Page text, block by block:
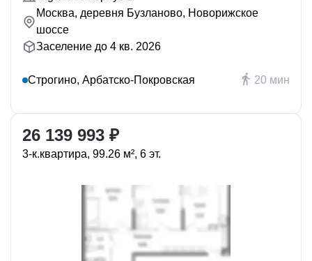
Москва, деревня Бузланово, Новорижское
шоссе
Заселение до 4 кв. 2026
Строгино, Арбатско-Покровская 20 мин
26 139 993 ₽
3-к.квартира, 99.26 м², 6 эт.